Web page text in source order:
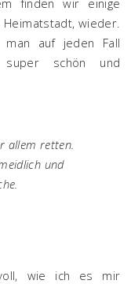
finden wir einige
Heimatstadt, wieder.
man auf jeden Fall
super schön und
allem retten.
und
wie ich es mir